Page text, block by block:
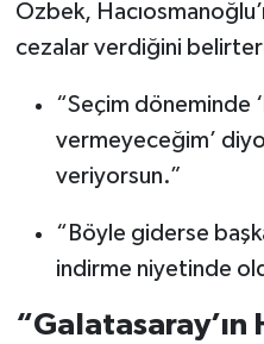
Özbek,
cezalar verdiğini
“Seçim döneminde
vermeyeceğim’
veriyorsun.”
“Böyle giderse
indirme niyetinde
“Galatasaray’ın